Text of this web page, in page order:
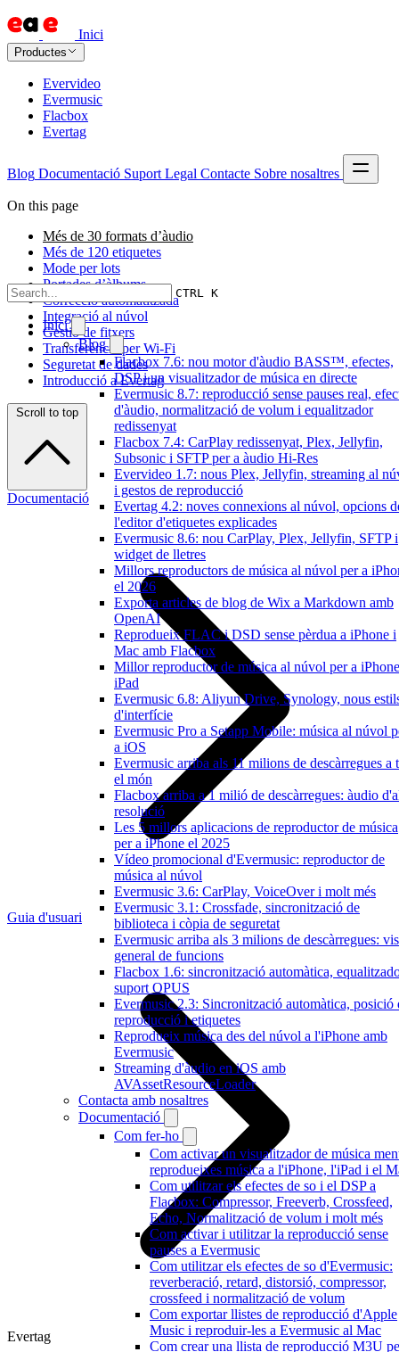
Inici
Productes
Evervideo
Evermusic
Flacbox
Evertag
Blog Documentació Suport Legal Contacte Sobre nosaltres
CTRL K
Inici
Blog
Flacbox 7.6: nou motor d'àudio BASS™, efectes,
DSP i un visualitzador de música en directe
Evermusic 8.7: reproducció sense pauses real,
d'àudio, normalització de volum i equalitzador
redissenyat
Flacbox 7.4: CarPlay redissenyat, Plex, Jellyfin,
Subsonic i SFTP per a àudio Hi-Res
Evervideo 1.7: nous Plex, Jellyfin, streaming al
i gestos de reproducció
Evertag 4.2: noves connexions al núvol, opcions
l'editor d'etiquetes explicades
Evermusic 8.6: nou CarPlay, Plex, Jellyfin, SFTP i
widget de lletres
Millors reproductors de música al núvol per a
el 2026
Exporta articles de blog de Wix a Markdown amb
OpenAI
Reprodueix FLAC i DSD sense pèrdua a iPhone i
Mac amb Flacbox
Millor reproductor de música al núvol per a
iPad
Evermusic 6.8: Aliyun Drive, Synology, nous
d'interfície
Evermusic Pro a Setapp Mobile: música al núvol
a iOS
Evermusic arriba als 11 milions de descàrregues a
el món
Flacbox arriba a 1 milió de descàrregues: àudio
resolució
Les 5 millors aplicacions de reproductor de música
per a iPhone el 2025
Vídeo promocional d'Evermusic: reproductor de
música al núvol
Evermusic 3.6: CarPlay, VoiceOver i molt més
Evermusic 3.1: Crossfade, sincronització de
biblioteca i còpia de seguretat
Evermusic arriba als 3 milions de descàrregues:
general de funcions
Flacbox 1.6: sincronització automàtica,
suport OPUS
Evermusic 2.3: Sincronització automàtica, posició
reproducció i etiquetes
Reprodueix música des del núvol a l'iPhone amb
Evermusic
Streaming d'àudio en iOS amb
AVAssetResourceLoader
Contacta amb nosaltres
Documentació
Com fer-ho
Com activar un visualitzador de música
reprodueixes música a l'iPhone, l'iPad i el
Com utilitzar els efectes de so i el DSP a
Flacbox: Compressor, Freeverb, Crossfeed,
Echo, Normalització de volum i molt més
Com activar i utilitzar la reproducció sense
pauses a Evermusic
Com utilitzar els efectes de so d'Evermusic:
reverberació, retard, distorsió, compressor,
crossfeed i normalització de volum
Com exportar llistes de reproducció d'Apple
Music i reproduir-les a Evermusic al Mac
Com crear una llista de reproducció M3U
On this page
Més de 30 formats d’àudio
Més de 120 etiquetes
Mode per lots
Portades d’àlbums
Correcció automatitzada
Integració al núvol
Gestió de fitxers
Transferència per Wi-Fi
Seguretat de dades
Introducció a Evertag
Scroll to top
Documentació
Guia d'usuari
Evertag